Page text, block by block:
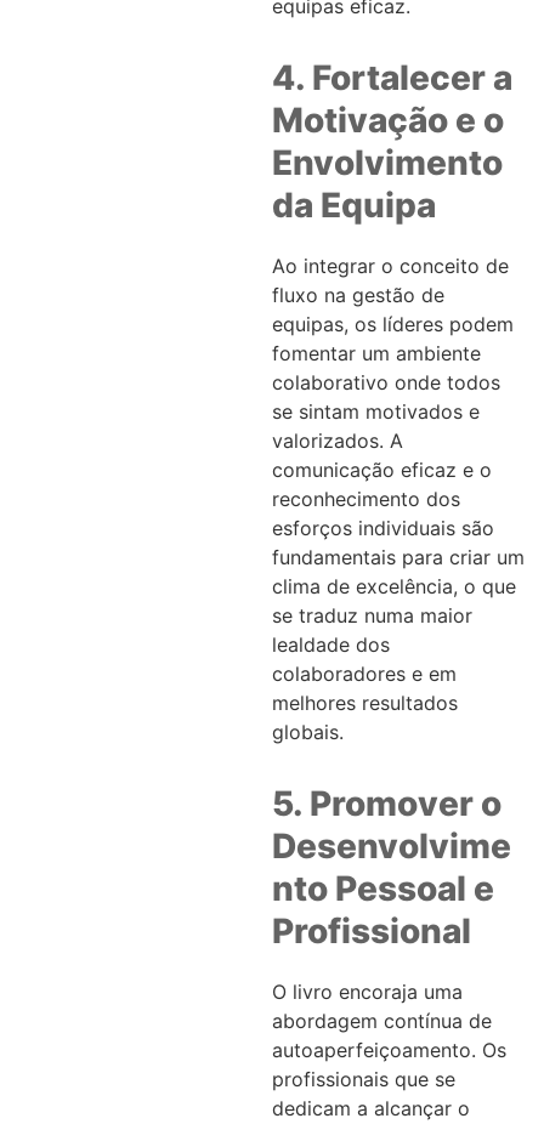
equipas eficaz.
4. Fortalecer a
Motivação e o
Envolvimento
da Equipa
Ao integrar o conceito de
fluxo na gestão de
equipas, os líderes podem
fomentar um ambiente
colaborativo onde todos
se sintam motivados e
valorizados. A
comunicação eficaz e o
reconhecimento dos
esforços individuais são
fundamentais para criar um
clima de excelência, o que
se traduz numa maior
lealdade dos
colaboradores e em
melhores resultados
globais.
5. Promover o
Desenvolvime
nto Pessoal e
Profissional
O livro encoraja uma
abordagem contínua de
autoaperfeiçoamento. Os
profissionais que se
dedicam a alcançar o